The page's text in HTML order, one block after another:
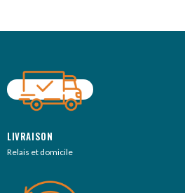
LIVRAISON
Relais et domicile